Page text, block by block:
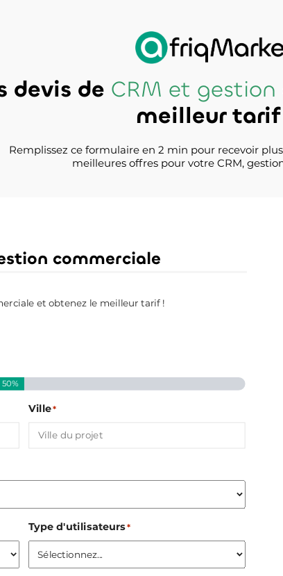
devis de CRM et
meilleur
Remplissez ce formulaire en 2 min pour recevoir
meilleures offres pour votre CRM,
commerciale
et obtenez le meilleur tarif !
50%
Ville*
Type d'utilisateurs*